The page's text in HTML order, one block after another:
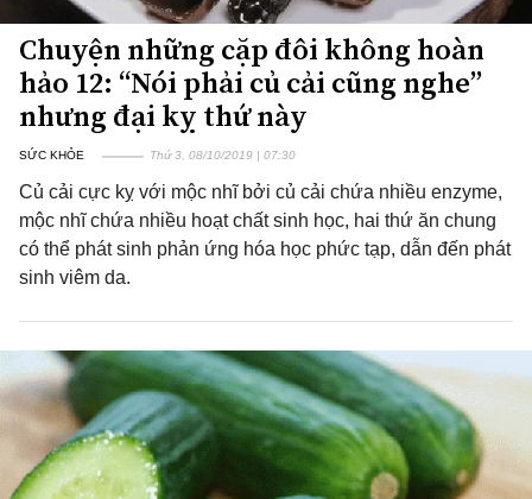
Chuyện những cặp đôi không hoàn
hảo 12: “Nói phải củ cải cũng nghe”
nhưng đại kỵ thứ này
SỨC KHỎE Thứ 3, 08/10/2019 | 07:30
Củ cải cực kỵ với mộc nhĩ bởi củ cải chứa nhiều enzyme,
mộc nhĩ chứa nhiều hoạt chất sinh học, hai thứ ăn chung
có thể phát sinh phản ứng hóa học phức tạp, dẫn đến phát
sinh viêm da.